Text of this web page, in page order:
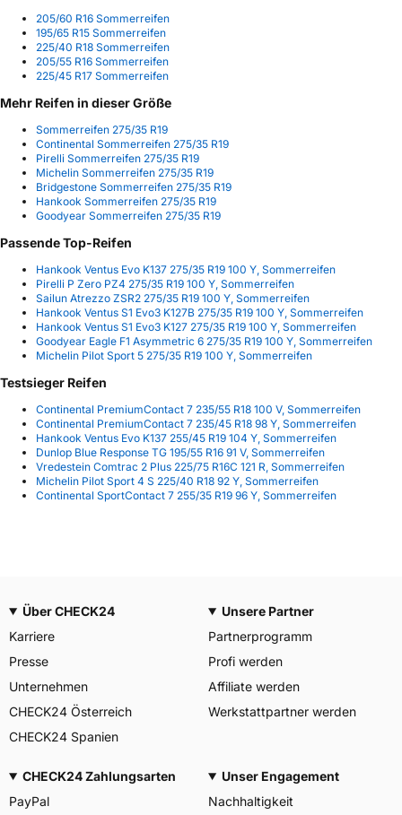
205/60 R16 Sommerreifen
195/65 R15 Sommerreifen
225/40 R18 Sommerreifen
205/55 R16 Sommerreifen
225/45 R17 Sommerreifen
Mehr Reifen in dieser Größe
Sommerreifen 275/35 R19
Continental Sommerreifen 275/35 R19
Pirelli Sommerreifen 275/35 R19
Michelin Sommerreifen 275/35 R19
Bridgestone Sommerreifen 275/35 R19
Hankook Sommerreifen 275/35 R19
Goodyear Sommerreifen 275/35 R19
Passende Top-Reifen
Hankook Ventus Evo K137 275/35 R19 100 Y, Sommerreifen
Pirelli P Zero PZ4 275/35 R19 100 Y, Sommerreifen
Sailun Atrezzo ZSR2 275/35 R19 100 Y, Sommerreifen
Hankook Ventus S1 Evo3 K127B 275/35 R19 100 Y, Sommerreifen
Hankook Ventus S1 Evo3 K127 275/35 R19 100 Y, Sommerreifen
Goodyear Eagle F1 Asymmetric 6 275/35 R19 100 Y, Sommerreifen
Michelin Pilot Sport 5 275/35 R19 100 Y, Sommerreifen
Testsieger Reifen
Continental PremiumContact 7 235/55 R18 100 V, Sommerreifen
Continental PremiumContact 7 235/45 R18 98 Y, Sommerreifen
Hankook Ventus Evo K137 255/45 R19 104 Y, Sommerreifen
Dunlop Blue Response TG 195/55 R16 91 V, Sommerreifen
Vredestein Comtrac 2 Plus 225/75 R16C 121 R, Sommerreifen
Michelin Pilot Sport 4 S 225/40 R18 92 Y, Sommerreifen
Continental SportContact 7 255/35 R19 96 Y, Sommerreifen
Über CHECK24
Karriere
Presse
Unternehmen
CHECK24 Österreich
CHECK24 Spanien
Unsere Partner
Partnerprogramm
Profi werden
Affiliate werden
Werkstattpartner werden
CHECK24 Zahlungsarten
PayPal
Unser Engagement
Nachhaltigkeit